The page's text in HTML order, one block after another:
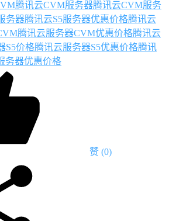
腾讯云CVM服务器腾讯云CVM服务
务器腾讯云S5服务器优惠价格腾讯云
腾讯云服务器CVM优惠价格腾讯云
S5价格腾讯云服务器S5优惠价格腾讯
务器优惠价格
赞 (0)